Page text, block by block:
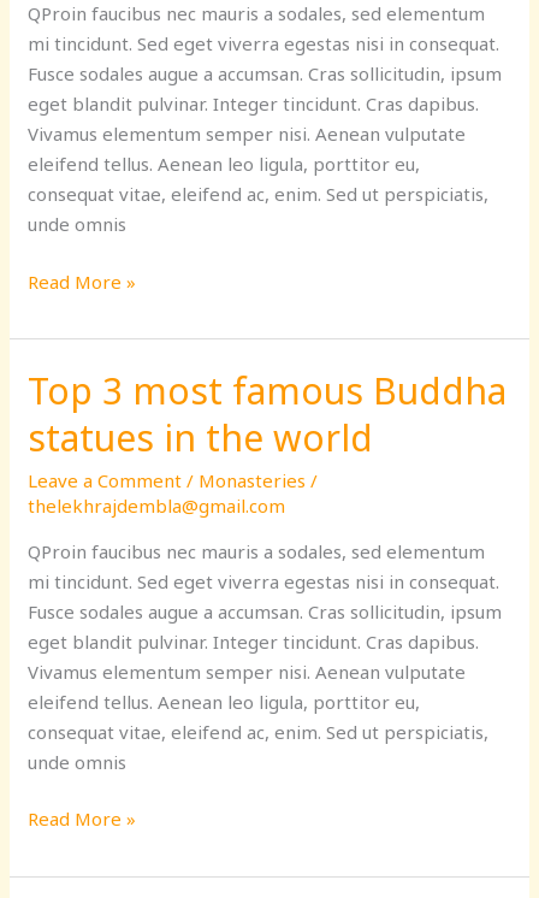
QProin faucibus nec mauris a sodales, sed elementum
mi tincidunt. Sed eget viverra egestas nisi in consequat.
Fusce sodales augue a accumsan. Cras sollicitudin, ipsum
eget blandit pulvinar. Integer tincidunt. Cras dapibus.
Vivamus elementum semper nisi. Aenean vulputate
eleifend tellus. Aenean leo ligula, porttitor eu,
consequat vitae, eleifend ac, enim. Sed ut perspiciatis,
unde omnis
in
temple
rituals?
Read More »
Top 3 most famous Buddha
statues in the world
Leave a Comment / Monasteries /
thelekhrajdembla@gmail.com
QProin faucibus nec mauris a sodales, sed elementum
mi tincidunt. Sed eget viverra egestas nisi in consequat.
Fusce sodales augue a accumsan. Cras sollicitudin, ipsum
eget blandit pulvinar. Integer tincidunt. Cras dapibus.
Vivamus elementum semper nisi. Aenean vulputate
eleifend tellus. Aenean leo ligula, porttitor eu,
consequat vitae, eleifend ac, enim. Sed ut perspiciatis,
unde omnis
Top
3
most
famous
Buddha
in
the
world
Read More »